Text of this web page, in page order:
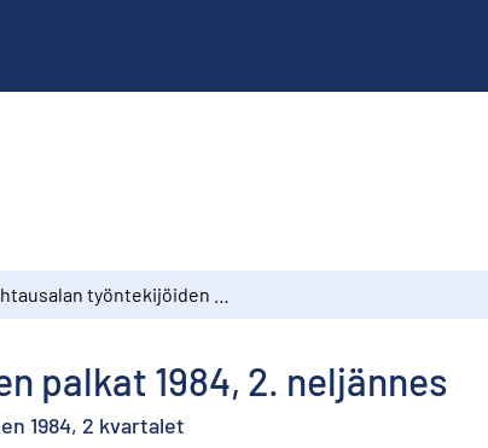
palkat 1984, 2. neljännes
1984, 2 kvartalet